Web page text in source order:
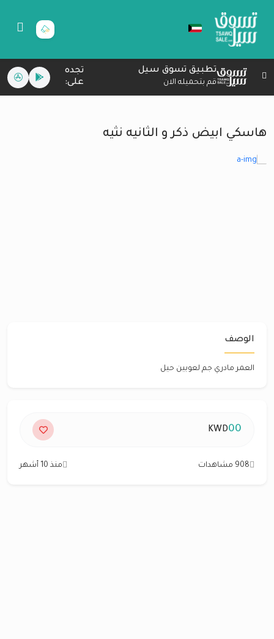
تطبيق تسوق سيل
قم بتحميله الان
تجده
على:
هاسكي ابيض ذكر و الثانيه نثيه
الوصف
العمر مادري جم لعوبين حيل
00
KWD
908 مشاهدات منذ 10 أشهر